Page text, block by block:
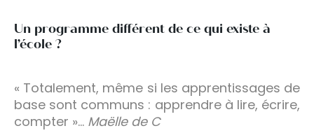
Un programme différent de ce qui existe à
l’école ?
« Totalement, même si les apprentissages de
base sont communs : apprendre à lire, écrire,
compter »… Maëlle de C